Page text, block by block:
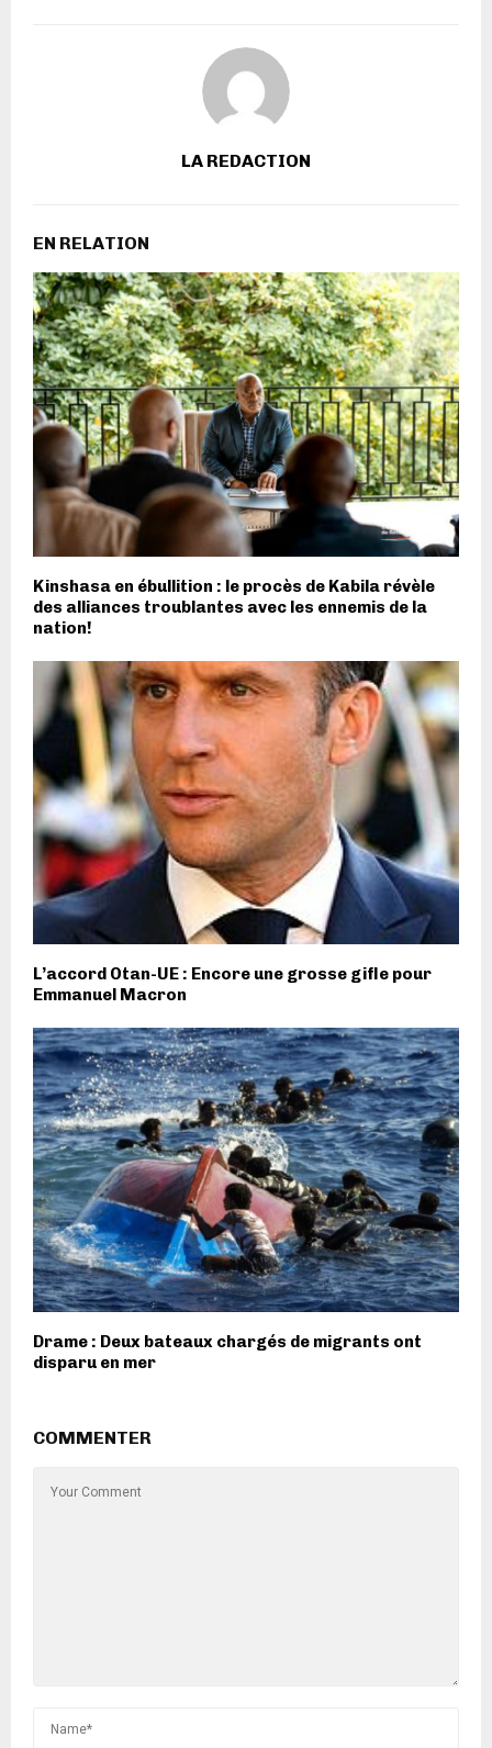
LA REDACTION
EN RELATION
Kinshasa en ébullition : le procès de Kabila révèle
des alliances troublantes avec les ennemis de la
nation!
L’accord Otan-UE : Encore une grosse gifle pour
Emmanuel Macron
Drame : Deux bateaux chargés de migrants ont
disparu en mer
COMMENTER